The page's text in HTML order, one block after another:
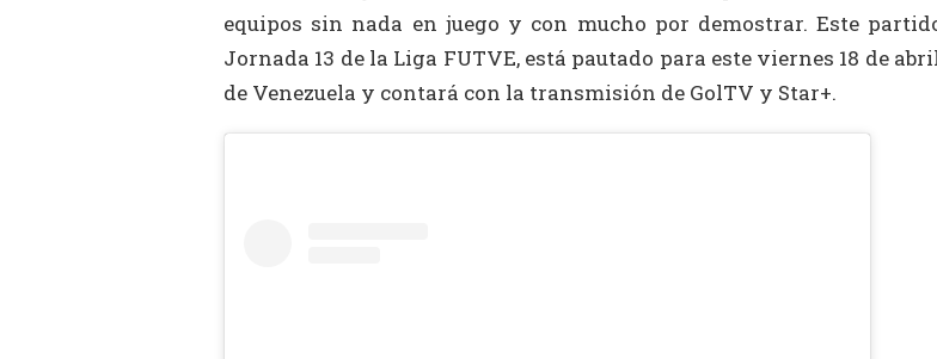
equipos sin nada en juego y con mucho por demostrar. Este
Jornada 13 de la Liga FUTVE, está pautado para este viernes 18 de
de Venezuela y contará con la transmisión de GolTV y Star+.